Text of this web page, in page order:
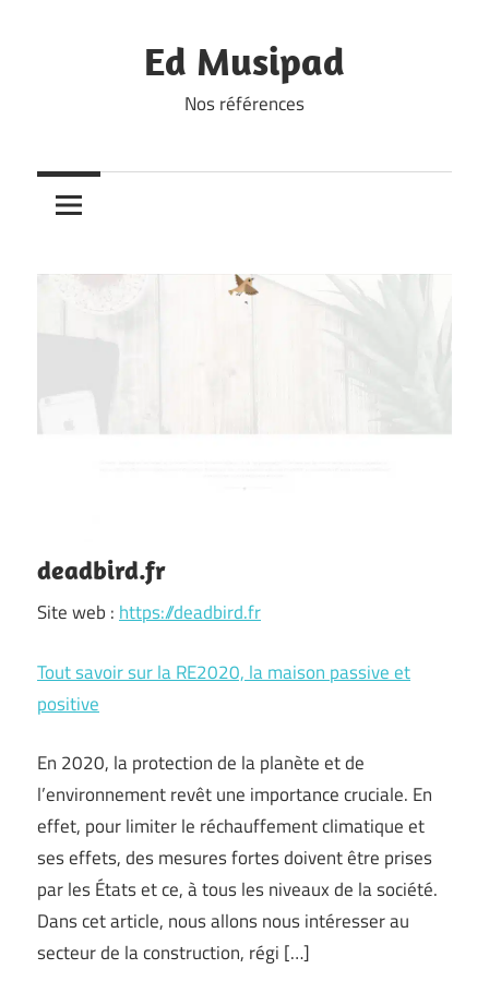
Ed Musipad
Nos références
deadbird.fr
Site web : https://deadbird.fr
Tout savoir sur la RE2020, la maison passive et
positive
En 2020, la protection de la planète et de
l’environnement revêt une importance cruciale. En
effet, pour limiter le réchauffement climatique et
ses effets, des mesures fortes doivent être prises
par les États et ce, à tous les niveaux de la société.
Dans cet article, nous allons nous intéresser au
secteur de la construction, régi […]